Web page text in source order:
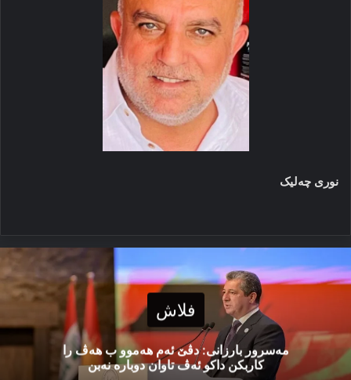
نوری چه‌لیک
فلاش
مەسرور بارزانی: دڤێ ئەم هەموو ب هەڤ را
کاربکن داکو ئەڤ تاوان دوبارە نەبن